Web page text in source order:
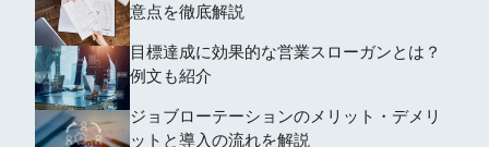
意点を徹底解説
目標達成に効果的な営業スローガンとは？
例文も紹介
ジョブローテーションのメリット・デメリ
ットと導入の流れを解説